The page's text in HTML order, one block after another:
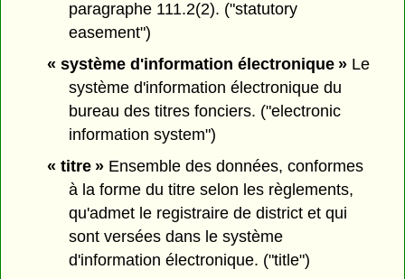
paragraphe 111.2(2). ("statutory
easement")
« système d'information électronique »Le
système d'information électronique du
bureau des titres fonciers. ("electronic
information system")
« titre »Ensemble des données, conformes
à la forme du titre selon les règlements,
qu'admet le registraire de district et qui
sont versées dans le système
d'information électronique. ("title")